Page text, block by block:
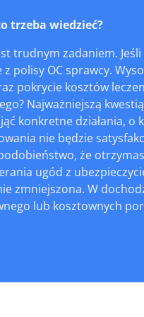
trzeba wiedzieć?
trudnym zadaniem.
z polisy OC sprawcy.
pokrycie kosztów
Najważniejszą
konkretne działania,
nie będzie
że
ugód z
zmniejszona. W
lub kosztownych